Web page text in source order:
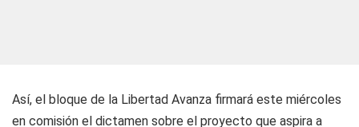
Así, el bloque de la Libertad Avanza firmará este miércoles
en comisión el dictamen sobre el proyecto que aspira a